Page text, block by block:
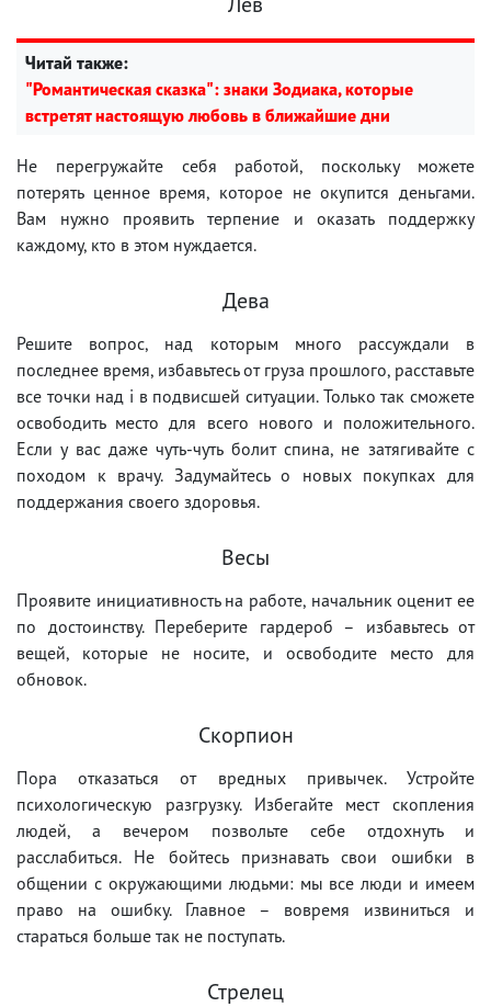
Читай также:
"Романтическая сказка": знаки Зодиака, которые
встретят настоящую любовь в ближайшие дни
Не перегружайте себя работой, поскольку можете
потерять ценное время, которое не окупится деньгами.
Вам нужно проявить терпение и оказать поддержку
каждому, кто в этом нуждается.
Дева
Решите вопрос, над которым много рассуждали в
последнее время, избавьтесь от груза прошлого, расставьте
все точки над i в подвисшей ситуации. Только так сможете
освободить место для всего нового и положительного.
Если у вас даже чуть-чуть болит спина, не затягивайте с
походом к врачу. Задумайтесь о новых покупках для
поддержания своего здоровья.
Весы
Проявите инициативность на работе, начальник оценит ее
по достоинству. Переберите гардероб – избавьтесь от
вещей, которые не носите, и освободите место для
обновок.
Скорпион
Пора отказаться от вредных привычек. Устройте
психологическую разгрузку. Избегайте мест скопления
людей, а вечером позвольте себе отдохнуть и
расслабиться. Не бойтесь признавать свои ошибки в
общении с окружающими людьми: мы все люди и имеем
право на ошибку. Главное – вовремя извиниться и
стараться больше так не поступать.
Стрелец